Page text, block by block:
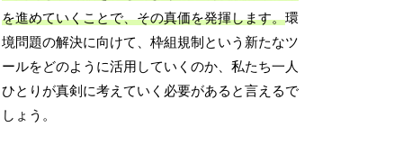
を進めていくことで、その真価を発揮します。環
境問題の解決に向けて、枠組規制という新たなツ
ールをどのように活用していくのか、私たち一人
ひとりが真剣に考えていく必要があると言えるで
しょう。